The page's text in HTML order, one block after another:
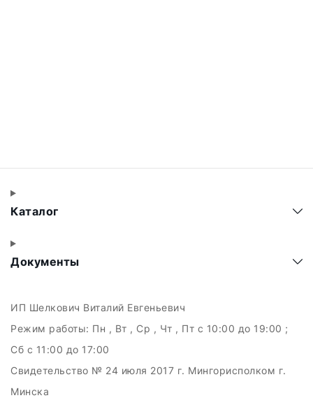
Каталог
Документы
ИП Шелкович Виталий Евгеньевич
Режим работы: Пн , Вт , Ср , Чт , Пт c 10:00 до 19:00 ;
Сб c 11:00 до 17:00
Свидетельство № 24 июля 2017 г. Мингорисполком г.
Минска